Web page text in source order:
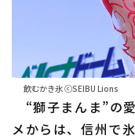
飲むかき氷 ⓒSEIBU Lions
“獅子まんま”の
メからは、信州で